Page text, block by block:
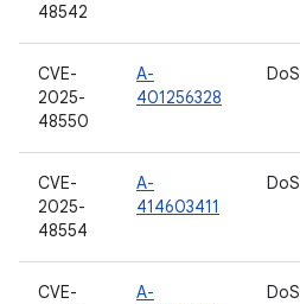
48542
CVE-
2025-
48550
A-
401256328
DoS
CVE-
2025-
48554
A-
414603411
DoS
CVE-
A-
DoS